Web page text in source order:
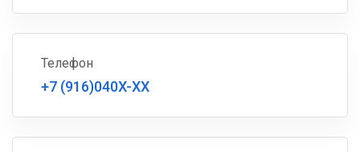
Телефон
+7 (916)040X-XX